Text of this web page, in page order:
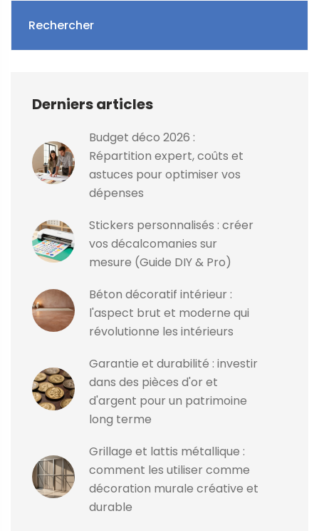
Rechercher
Derniers articles
Budget déco 2026 :
Répartition expert, coûts et
astuces pour optimiser vos
dépenses
Stickers personnalisés : créer
vos décalcomanies sur
mesure (Guide DIY & Pro)
Béton décoratif intérieur :
l'aspect brut et moderne qui
révolutionne les intérieurs
Garantie et durabilité : investir
dans des pièces d'or et
d'argent pour un patrimoine
long terme
Grillage et lattis métallique :
comment les utiliser comme
décoration murale créative et
durable